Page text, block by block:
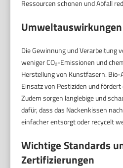
Ressourcen schonen und Abfall
Die Gewinnung und Verarbeitung
weniger CO₂-Emissionen und
Herstellung von Kunstfasern. Bio-
Einsatz von Pestiziden und
Zudem sorgen langlebige und
dafür, dass das Nackenkissen
einfacher entsorgt oder recycelt
Wichtige Standards
Zertifizierungen